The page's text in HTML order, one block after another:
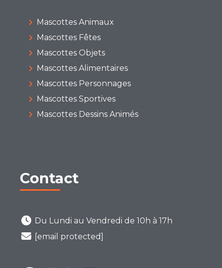
Mascottes Animaux
Mascottes Fêtes
Mascottes Objets
Mascottes Alimentaires
Mascottes Personnages
Mascottes Sportives
Mascottes Dessins Animés
Contact
Du Lundi au Vendredi de 10h à 17h
[email protected]